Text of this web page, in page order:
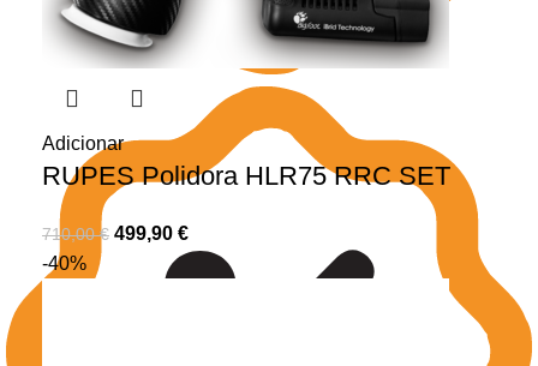
Adicionar
RUPES Polidora HLR75 RRC SET
710,00€ 499,90 €
-40%